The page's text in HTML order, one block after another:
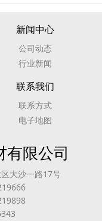
新闻中心
公司动态
行业新闻
联系我们
联系方式
电子地图
有限公司
大沙一路17号